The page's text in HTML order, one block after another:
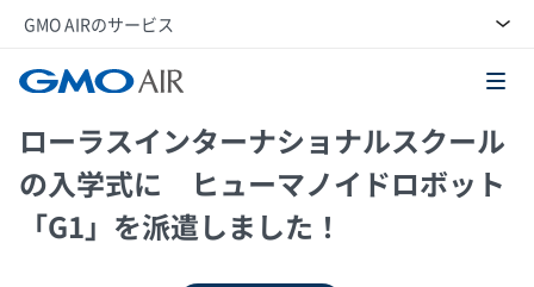
GMO AIRのサービス
GMO AI＆ロボティクス商事株式会社
ローラスインターナショナルスクール
の入学式に ヒューマノイドロボット
「G1」を派遣しました！